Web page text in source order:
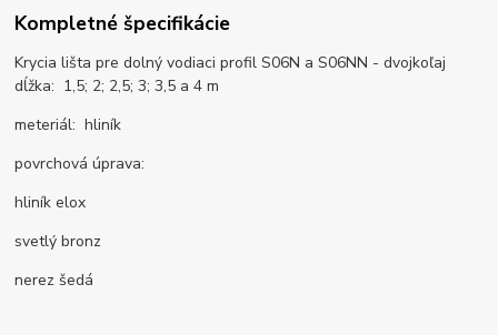
Kompletné špecifikácie
Krycia lišta pre dolný vodiaci profil S06N a S06NN - dvojkoľaj
dĺžka: 1,5; 2; 2,5; 3; 3,5 a 4 m
meteriál: hliník
povrchová úprava:
hliník elox
svetlý bronz
nerez šedá